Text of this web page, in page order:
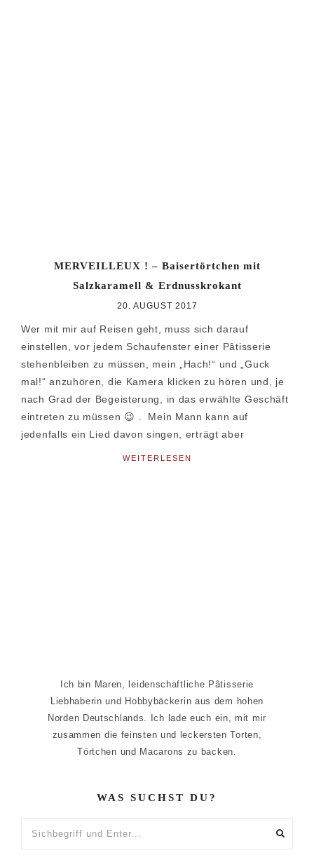
MERVEILLEUX ! – Baisertörtchen mit
Salzkaramell & Erdnusskrokant
20. AUGUST 2017
Wer mit mir auf Reisen geht, muss sich darauf
einstellen, vor jedem Schaufenster einer Pâtisserie
stehenbleiben zu müssen, mein „Hach!“ und „Guck
mal!“ anzuhören, die Kamera klicken zu hören und, je
nach Grad der Begeisterung, in das erwählte Geschäft
eintreten zu müssen 😉 . Mein Mann kann auf
jedenfalls ein Lied davon singen, erträgt aber
WEITERLESEN
Ich bin Maren, leidenschaftliche Pâtisserie
Liebhaberin und Hobbybäckerin aus dem hohen
Norden Deutschlands. Ich lade euch ein, mit mir
zusammen die feinsten und leckersten Torten,
Törtchen und Macarons zu backen.
WAS SUCHST DU?